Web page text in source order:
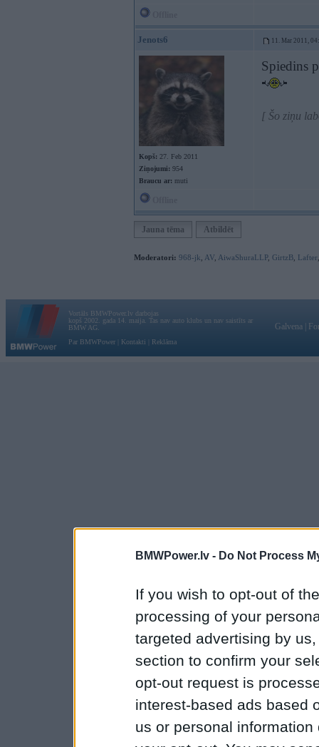
BMWPower.lv - Do Not Process
If you wish to opt-out of
processing of your
targeted advertising by
section to confirm your
opt-out request is
interest-based ads based
us or personal
Jenots6 11. Mar 2011,
Kopš: 27. Feb 2011
Ziņojumi: 954
Braucu ar: muti
Spiedins
[ Šo ziņu
Jauna tēma Atbildēt
Moderatori: 968-jk AV AiwaShuraLLP, GirtzB Lafter
Vortāls BMWPower.lv darbojas
kopš 2002. gada 14. maija. Tas nav auto klubs un nav saistīts ar
BMW AG.
Par BMWPower
Kontakti Reklāma
Galvena